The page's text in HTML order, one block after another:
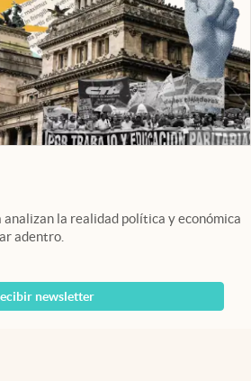
la realidad política y económica
adentro.
newsletter